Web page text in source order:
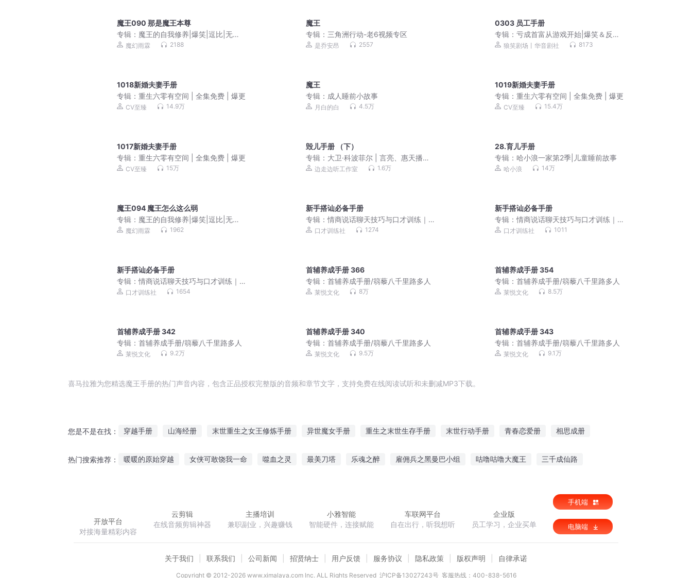
魔王090 那是魔王本尊
专辑： 魔王的自我修养|爆笑|逗比|无节
操|奇幻|多人有声剧
魔幻雨霖 2188
魔王
专辑： 三角洲行动-老6视频专区
是乔安昂 2557
0303 员工手册
专辑：亏成首富从游戏开始|爆笑＆反套
路|动漫同期|多人剧
狼笑剧场丨华音剧社 8173
1018新婚夫妻手册
专辑： 重生六零有空间 | 全集免费 | 爆更
CV至臻 14.9万
魔王
专辑： 成人睡前小故事
月白的白 4.5万
1019新婚夫妻手册
专辑：重生六零有空间 | 全集免费 | 爆更
CV至臻 15.4万
1017新婚夫妻手册
专辑： 重生六零有空间 | 全集免费 | 爆更
CV至臻 15万
毁儿手册 （下）
专辑： 大卫·科波菲尔 | 言亮、惠天播讲 |
复仇三部曲第二部
边走边听工作室 1.6万
28.育儿手册
专辑： 哈小浪一家第2季|儿童睡前故事
哈小浪 14万
魔王094 魔王怎么这么弱
专辑： 魔王的自我修养|爆笑|逗比|无节
操|奇幻|多人有声剧
魔幻雨霖 1962
新手搭讪必备手册
专辑：情商说话聊天技巧与口才训练｜
处世人际关系
口才训练社 1274
新手搭讪必备手册
专辑：情商说话聊天技巧与口才训练｜
处世人际关系
口才训练社 1011
新手搭讪必备手册
专辑：情商说话聊天技巧与口才训练｜
处世人际关系
口才训练社 1654
首辅养成手册 366
专辑：首辅养成手册/篛藜八千里路多人
莱悦文化 8万
首辅养成手册 354
专辑：首辅养成手册/篛藜八千里路多人
莱悦文化 8.5万
首辅养成手册 342
专辑： 首辅养成手册/篛藜八千里路多人
莱悦文化 9.2万
首辅养成手册 340
专辑：首辅养成手册/篛藜八千里路多人
莱悦文化 9.5万
首辅养成手册 343
专辑：首辅养成手册/篛藜八千里路多人
莱悦文化 9.1万
喜马拉雅为您精选魔王手册的热门声音内容，包含正品授权完整版的音频和章节文字，支持免费在线阅读试听和未删减MP3下载。
您是不是在找： 穿越手册 山海经册 末世重生之女王修炼手册 异世魔女手册 重生之末世生存手册 末世行动手册 青春恋爱册 相思成册
热门搜索推荐： 暖暖的原始穿越 女侠可敢饶我一命 噬血之灵 最美刀塔 乐魂之醉 雇佣兵之黑曼巴小组 咕噜咕噜大魔王 三千成仙路
开放平台
对接海量精彩内容
云剪辑
在线音频剪辑神器
主播培训
兼职副业，兴趣赚钱
小雅智能
智能硬件，连接赋能
车联网平台
自在出行，听我想听
企业版
员工学习，企业买单
手机端
电脑端
关于我们 联系我们 公司新闻 招贤纳士 用户反馈 服务协议 隐私政策 版权声明 自律承诺
Copyright © 2012-2026www.ximalaya.com lnc. ALL Rights Reserved 沪ICP备13027243号 客服热线：400-838-5616